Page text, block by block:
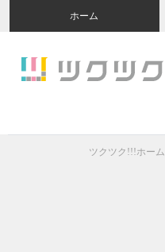
ホーム
ツクツク!!!ホーム